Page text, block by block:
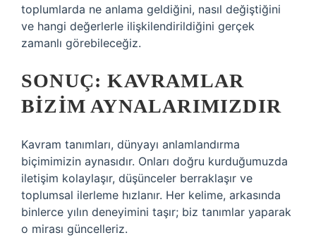
toplumlarda ne anlama geldiğini, nasıl değiştiğini
ve hangi değerlerle ilişkilendirildiğini gerçek
zamanlı görebileceğiz.
SONUÇ: KAVRAMLAR
BIZIM AYNALARIMIZDIR
Kavram tanımları, dünyayı anlamlandırma
biçimimizin aynasıdır. Onları doğru kurduğumuzda
iletişim kolaylaşır, düşünceler berraklaşır ve
toplumsal ilerleme hızlanır. Her kelime, arkasında
binlerce yılın deneyimini taşır; biz tanımlar yaparak
o mirası güncelleriz.